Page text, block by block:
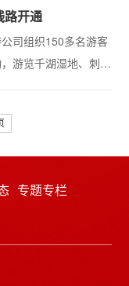
路开通
司组织150多名游客
游览千湖湿地、刺绣
。上午9时许，乘载
湾军事会议遗址、
阳羊奶粉、...
专题专栏